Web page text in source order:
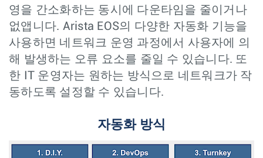
영을 간소화하는 동시에 다운타임을 줄이거나
없앱니다. Arista EOS의 다양한 자동화 기능을
사용하면 네트워크 운영 과정에서 사용자에 의
해 발생하는 오류 요소를 줄일 수 있습니다. 또
한 IT 운영자는 원하는 방식으로 네트워크가 작
동하도록 설정할 수 있습니다.
자동화 방식